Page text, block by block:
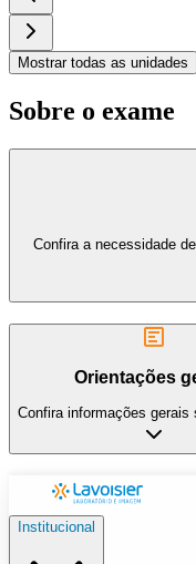
Mostrar todas as unidades
Sobre o exame
Confira a necessidade
Orientações
Confira informações gerais
Institucional